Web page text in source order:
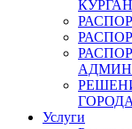
Услуги